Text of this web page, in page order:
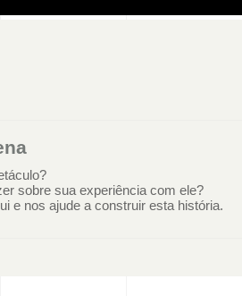
sobre sua experiência com ele?
e nos ajude a construir esta história.